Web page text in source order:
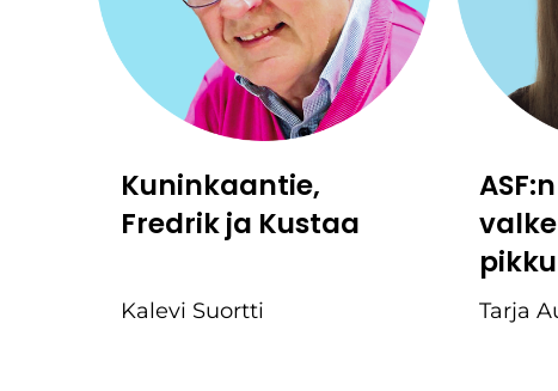
Kuninkaantie,
Fredrik ja Kustaa
Kalevi Suortti Tarja